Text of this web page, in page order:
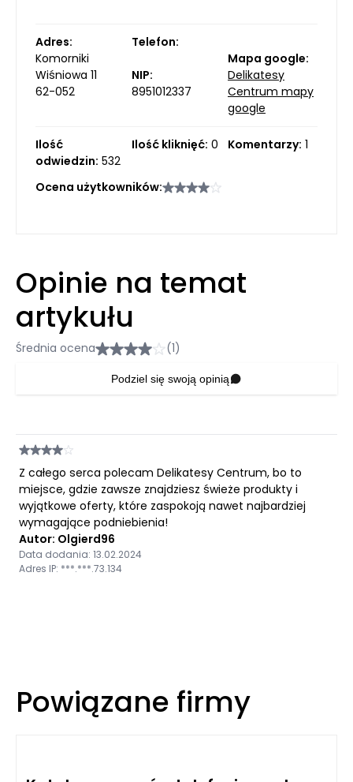
Adres:
Komorniki
Wiśniowa 11
62-052
Telefon:
NIP:
8951012337
Mapa google:
Delikatesy
Centrum mapy
google
Ilość
odwiedzin: 532
Ilość kliknięć: 0 Komentarzy: 1
Ocena użytkowników:
Opinie na temat
artykułu
Średnia ocena (1)
Podziel się swoją opinią
Z całego serca polecam Delikatesy Centrum, bo to
miejsce, gdzie zawsze znajdziesz świeże produkty i
wyjątkowe oferty, które zaspokoją nawet najbardziej
wymagające podniebienia!
Autor: Olgierd96
Data dodania: 13.02.2024
Adres IP: ***.***.73.134
Powiązane firmy